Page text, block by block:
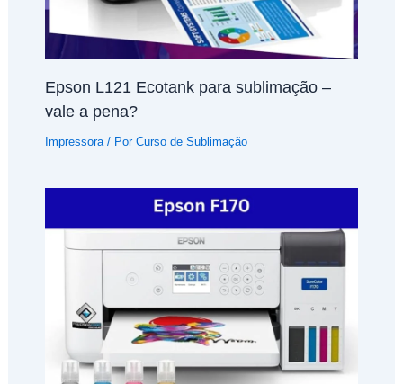
Epson L121 Ecotank para sublimação –
vale a pena?
Impressora/ Por Curso de Sublimação